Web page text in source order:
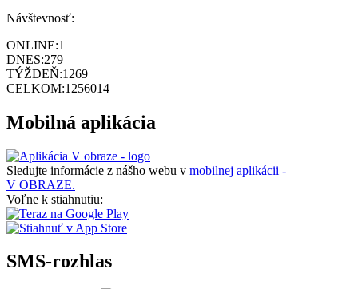
Návštevnosť:
ONLINE:1
DNES:279
TÝŽDEŇ:1269
CELKOM:1256014
Mobilná aplikácia
Sledujte informácie z nášho webu v mobilnej aplikácii -
V OBRAZE.
Voľne k stiahnutiu:
SMS-rozhlas